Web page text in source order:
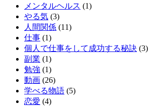
メンタルヘルス (1)
やる気 (3)
人間関係 (11)
仕事 (1)
個人で仕事をして成功する秘訣 (3)
副業 (1)
勉強 (1)
動画 (26)
学べる物語 (5)
恋愛 (4)